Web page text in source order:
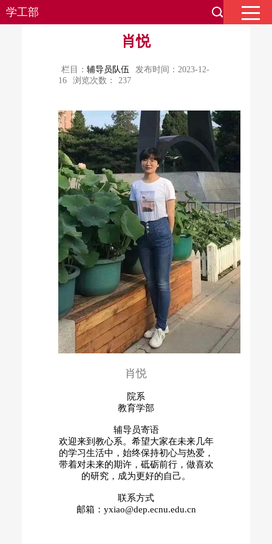
学工部
肖悦
栏目： 辅导员队伍
发布时间：2023-12-
16
浏览次数： 237
肖悦
院系
教育学部
辅导员寄语
欢迎来到教心系。希望大家在未来几年
的学习生活中，始终保持初心与热爱，
带着对未来的期许，砥砺前行，做喜欢
的研究，成为更好的自己。
联系方式
邮箱：yxiao@dep.ecnu.edu.cn